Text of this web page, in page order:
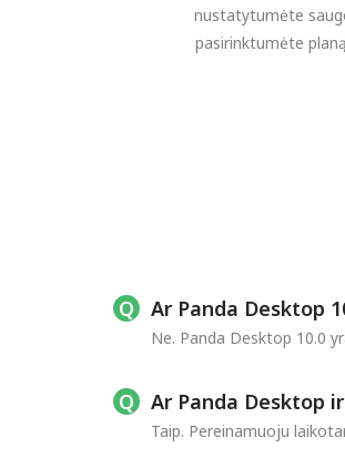
nustatytumėte
pasirinktumėte
Ar Panda Desktop
Ne. Panda Desktop 10.0
Ar Panda Desktop
Taip. Pereinamuoju